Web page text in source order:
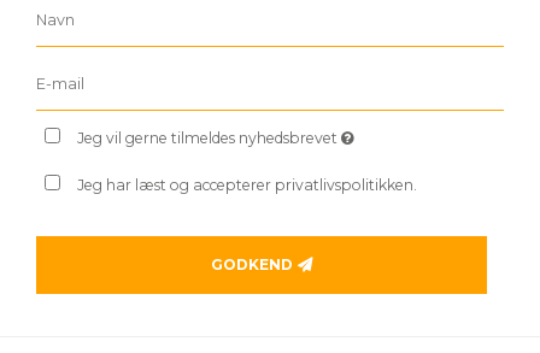
Jeg vil gerne tilmeldes nyhedsbrevet
Jeg har læst og accepterer privatlivspolitikken.
GODKEND